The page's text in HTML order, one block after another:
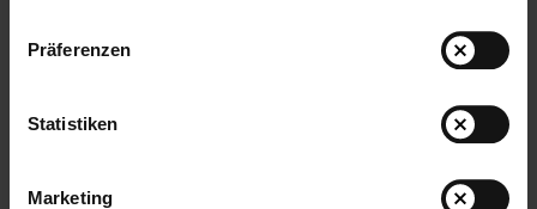
Präferenzen
Statistiken
Marketing